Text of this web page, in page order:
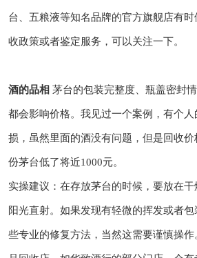
台、五粮液等知名品牌的官方旗舰店有
收政策或者鉴定服务，可以关注一下。
酒的品相 茅台的包装完整度、瓶盖密封
都会影响价格。我见过一个案例，有个
损，虽然里面的酒没有问题，但是回收
份茅台低了将近1000元。
实操建议：在存放茅台的时候，要放在
阳光直射。如果发现有轻微的挥发或者
些专业的修复方法，当然这需要谨慎操